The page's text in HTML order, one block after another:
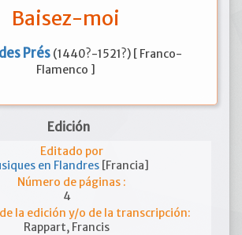
Baisez-moi
Prés (1440?-1521?) [ Franco-
Flamenco ]
Edición
Editado por
en Flandres [Francia]
Número de páginas :
4
la edición y/o de la transcripción:
Rappart, Francis